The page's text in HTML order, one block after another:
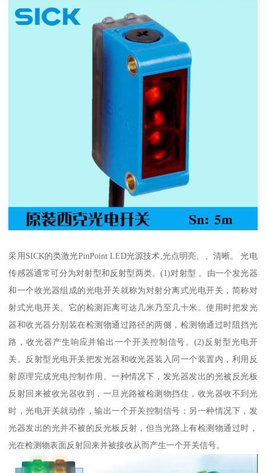
采用SICK的类激光PinPoint LED光源技术,光点明亮、、清晰。 光电
传感器通常可分为对射型和反射型两类。(1)对射型 。由一个发光器
和一个收光器组成的光电开关就称为对射分离式光电开关，简称对
射式光电开关。它的检测距离可达几米乃至几十米。使用时把发光
器和收光器分别装在检测物通过路径的两侧，检测物通过时阻挡光
路，收光器产生响应并输出一个开关控制信号。(2)反射型光电开
关。反射型光电开关把发光器和收光器装入同一个装置内，利用反
射原理完成光电控制作用。一种情况下，发光器发出的光被反光板
反射回来被收光器收到，一旦光路被检测物挡住，收光器收不到光
时，光电开关就动作，输出一个开关控制信号；另一种情况下，发
光器发出的光并不被的反光板反射，但当光路上有检测物通过时，
光在检测物表面反射回来并被接收从而产生一个开关信号。